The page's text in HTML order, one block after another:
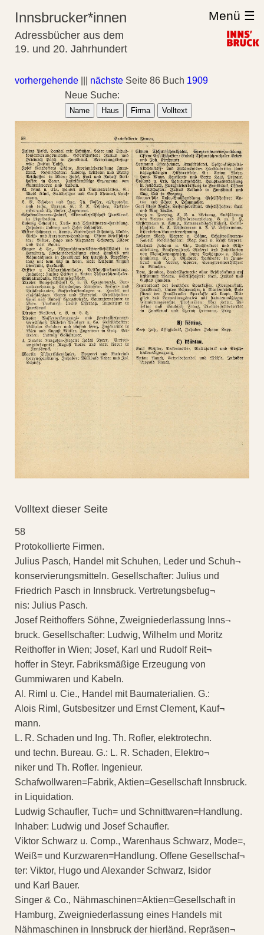
Innsbrucker*innen
Adressbücher aus dem
19. und 20. Jahrhundert
Menü ☰
vorhergehende nächste Seite 86 Buch 1909
Neue Suche:
Name Haus Firma Volltext
Volltext dieser Seite
58
Protokollierte Firmen.
Julius Pasch, Handel mit Schuhen, Leder und Schuh¬
konservierungsmitteln. Gesellschafter: Julius und
Friedrich Pasch in Innsbruck. Vertretungsbefug¬
nis: Julius Pasch.
Josef Reithoffers Söhne, Zweigniederlassung Inns¬
bruck. Gesellschafter: Ludwig, Wilhelm und Moritz
Reithoffer in Wien; Josef, Karl und Rudolf Reit¬
hoffer in Steyr. Fabriksmäßige Erzeugung von
Gummiwaren und Kabeln.
Al. Riml u. Cie., Handel mit Baumaterialien. G.:
Alois Riml, Gutsbesitzer und Ernst Clement, Kauf¬
mann.
L. R. Schaden und Ing. Th. Rofler, elektrotechn.
und techn. Bureau. G.: L. R. Schaden, Elektro¬
niker und Th. Rofler. Ingenieur.
Schafwollwaren=Fabrik, Aktien=Gesellschaft Innsbruck.
in Liquidation.
Ludwig Schaufler, Tuch= und Schnittwaren=Handlung.
Inhaber: Ludwig und Josef Schaufler.
Viktor Schwarz u. Comp., Warenhaus Schwarz, Mode=,
Weiß= und Kurzwaren=Handlung. Offene Gesellschaf¬
ter: Viktor, Hugo und Alexander Schwarz, Isidor
und Karl Bauer.
Singer & Co., Nähmaschinen=Aktien=Gesellschaft in
Hamburg, Zweigniederlassung eines Handels mit
Nähmaschinen in Innsbruck der hierländ. Repräsen¬